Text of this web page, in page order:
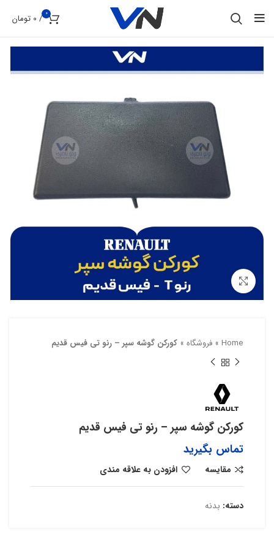
0
/
0 تومان
بزرگنمایی تصویر
Home
» فروشگاه » کورکن گوشه سپر – رنو تی فیس قدیم
کورکن گوشه سپر – رنو تی فیس قدیم
تماس بگیرید
مقایسه افزودن به علاقه مندی
دسته: بدنه